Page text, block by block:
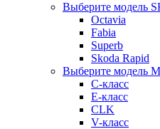
Выберите модель
Octavia
Fabia
Superb
Skoda Rapid
Выберите модель
C-класс
E-класс
CLK
V-класс